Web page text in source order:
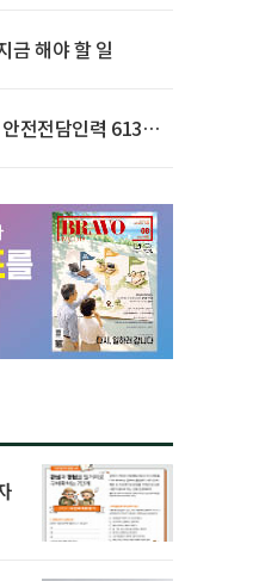
금 해야 할 일
전전담인력 613명